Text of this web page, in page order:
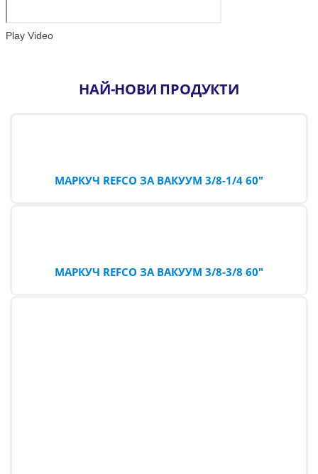
Play Video
НАЙ-НОВИ ПРОДУКТИ
МАРКУЧ REFCO ЗА ВАКУУМ 3/8-1/4 60″
МАРКУЧ REFCO ЗА ВАКУУМ 3/8-3/8 60″